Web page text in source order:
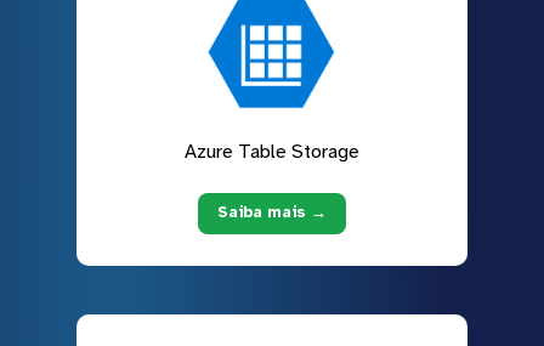
Azure Table Storage
Saiba mais →